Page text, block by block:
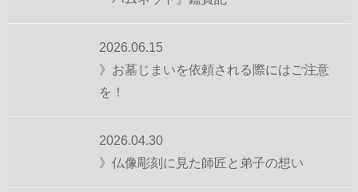
2026.06.15
》お墓じまいを依頼される際にはご注意
を！
2026.04.30
》仏像彫刻に見た師匠と弟子の想い